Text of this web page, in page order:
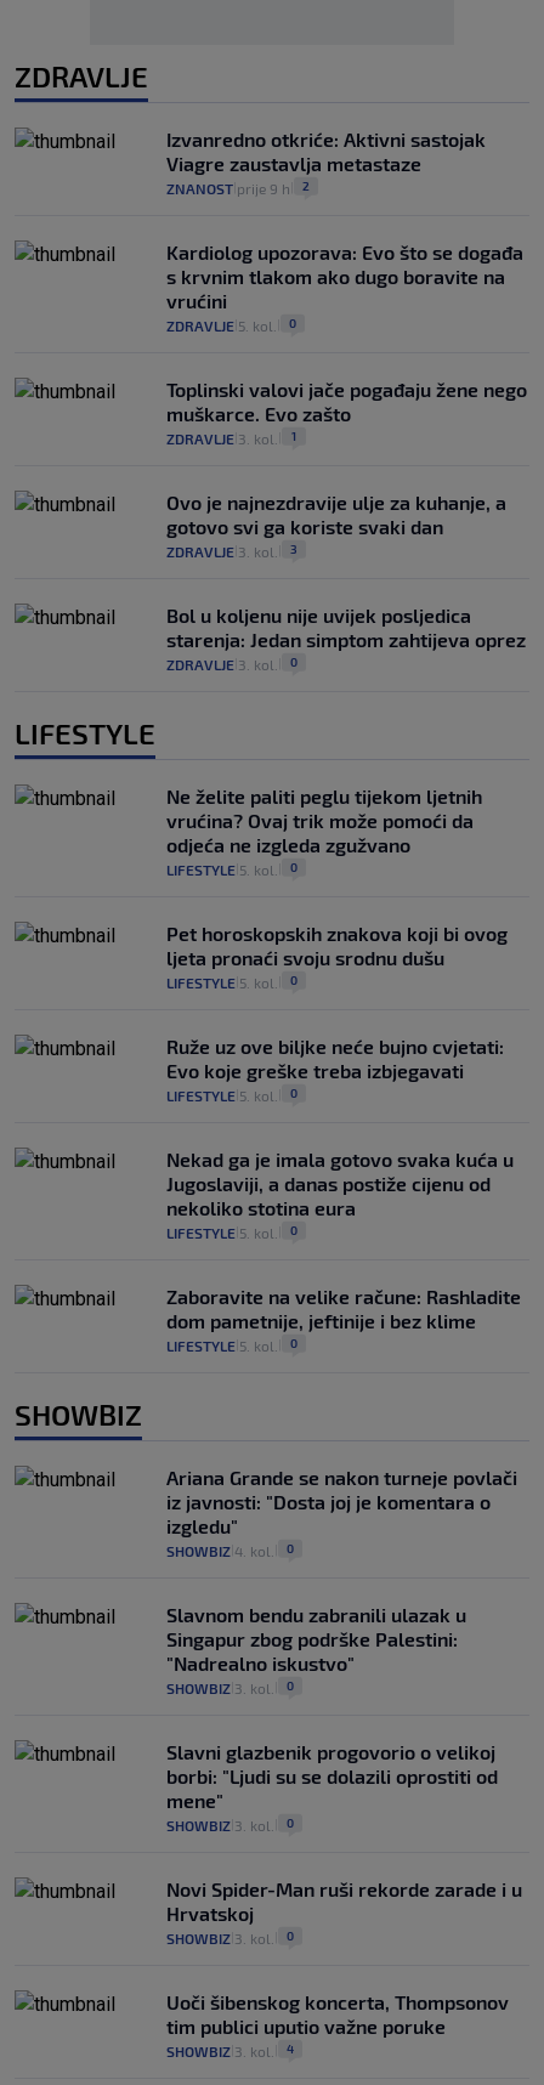
ZDRAVLJE
Izvanredno otkriće: Aktivni sastojak
Viagre zaustavlja metastaze
ZNANOST prije 9 h 2
Kardiolog upozorava: Evo što se događa
s krvnim tlakom ako dugo boravite na
vrućini
ZDRAVLJE 5. kol. 0
Toplinski valovi jače pogađaju žene nego
muškarce. Evo zašto
ZDRAVLJE 3. kol. 1
Ovo je najnezdravije ulje za kuhanje, a
gotovo svi ga koriste svaki dan
ZDRAVLJE 3. kol. 3
Bol u koljenu nije uvijek posljedica
starenja: Jedan simptom zahtijeva oprez
ZDRAVLJE 3. kol. 0
LIFESTYLE
Ne želite paliti peglu tijekom ljetnih
vrućina? Ovaj trik može pomoći da
odjeća ne izgleda zgužvano
LIFESTYLE 5. kol. 0
Pet horoskopskih znakova koji bi ovog
ljeta pronaći svoju srodnu dušu
LIFESTYLE 5. kol. 0
Ruže uz ove biljke neće bujno cvjetati:
Evo koje greške treba izbjegavati
LIFESTYLE 5. kol. 0
Nekad ga je imala gotovo svaka kuća u
Jugoslaviji, a danas postiže cijenu od
nekoliko stotina eura
LIFESTYLE 5. kol. 0
Zaboravite na velike račune: Rashladite
dom pametnije, jeftinije i bez klime
LIFESTYLE 5. kol. 0
SHOWBIZ
Ariana Grande se nakon turneje povlači
iz javnosti: "Dosta joj je komentara o
izgledu"
SHOWBIZ 4. kol. 0
Slavnom bendu zabranili ulazak u
Singapur zbog podrške Palestini:
"Nadrealno iskustvo"
SHOWBIZ 3. kol. 0
Slavni glazbenik progovorio o velikoj
borbi: "Ljudi su se dolazili oprostiti od
mene"
SHOWBIZ 3. kol. 0
Novi Spider-Man ruši rekorde zarade i u
Hrvatskoj
SHOWBIZ 3. kol. 0
Uoči šibenskog koncerta, Thompsonov
tim publici uputio važne poruke
SHOWBIZ 3. kol. 4